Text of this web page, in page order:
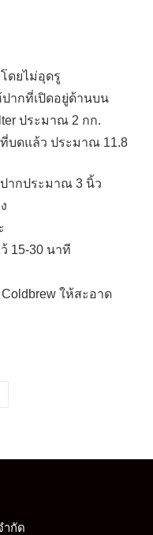
ดยไม่อุดรู
ปากที่เปิดอยู่ด้านบน
ประมาณ 2 กก.
บดแล้ว ประมาณ 11.8
ากประมาณ 3 นิ้ว
15-30 นาที
ให้สะอาด
ก
ำกัด